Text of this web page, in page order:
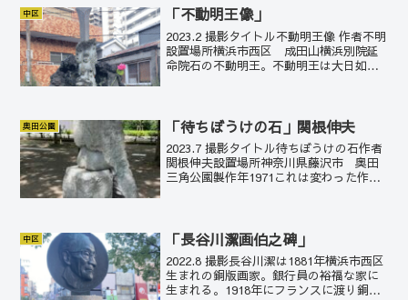
発ポスターなどのイラストも製作してい
たという。県...
中区 「不動明王像」
2023.2 撮影タイトル不動明王像 作者不明
設置場所横浜市西区 成田山横浜別院延
命院石の不動明王。不動明王は大日如来
教のスパルタと...
奥田公園 「待ちぼうけの石」関根伸夫
2023.7 撮影タイトル待ちぼうけの石作者
関根伸夫設置場所神奈川県藤沢市 奥田
三角公園製作年1971これは変わった作品
意識が行ってし...
中区 「長谷川潔画伯之碑」
2022.8 撮影長谷川潔は1881年横浜市西区
生まれの銅版画家。銀行員の裕福な家に
生まれる。1918年にフランスに渡り銅版